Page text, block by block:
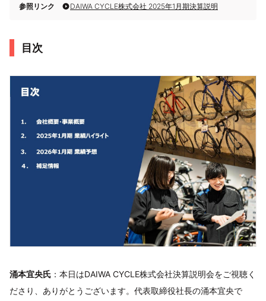
参照リンク DAIWA CYCLE株式会社 2025年1月期決算説明
目次
涌本宜央氏 ：本日はDAIWA CYCLE株式会社決算説明会をご視聴く
ださり、ありがとうございます。代表取締役社長の涌本宜央で